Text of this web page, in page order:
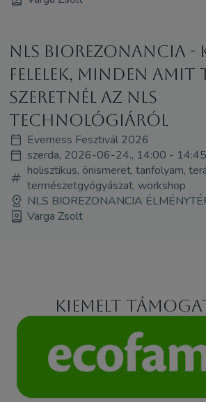
NLS Biorezonancia -
felelek, minden
szeretnél az NLS
technológiáról
Everness Fesztivál 2026
szerda, 2026-06-24., 14:00 - 14:45
holisztikus, önismeret, tanfolyam,
természetgyógyászat, workshop
NLS BIOREZONANCIA
Varga Zsolt
Kiemelt